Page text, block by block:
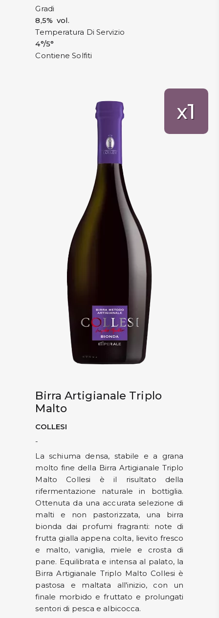
Gradi
8,5% vol.
Temperatura Di Servizio
4°/5°
Contiene Solfiti
Birra Artigianale Triplo
Malto
COLLESI
-
La schiuma densa, stabile e a grana
molto fine della Birra Artigianale Triplo
Malto Collesi è il risultato della
rifermentazione naturale in bottiglia.
Ottenuta da una accurata selezione di
malti e non pastorizzata, una birra
bionda dai profumi fragranti: note di
frutta gialla appena colta, lievito fresco
e malto, vaniglia, miele e crosta di
pane. Equilibrata e intensa al palato, la
Birra Artigianale Triplo Malto Collesi è
pastosa e maltata all'inizio, con un
finale morbido e fruttato e prolungati
sentori di pesca e albicocca.
x1